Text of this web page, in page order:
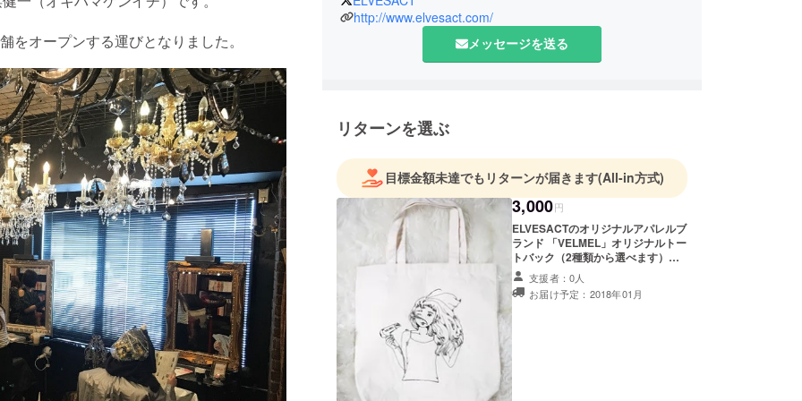
オープンする運びとなりました。
http://www.elvesact.com/
メッセージを送る
リターンを選ぶ
目標金額未達でもリターンが届きます(All-in方式)
3,000円
ELVESACTのオリジナルアパレルブ
ランド 「VELMEL」オリジナルトー
トバック（2種類から選べます）
+お礼のポストカード 送料込み、消
費税込み。
支援者：0人
お届け予定：2018年01月